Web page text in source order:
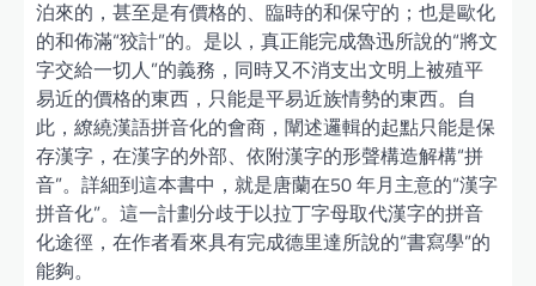
泊來的，甚至是有價格的、臨時的和保守的；也是歐化
的和佈滿“狡計”的。是以，真正能完成魯迅所說的“將文
字交給一切人”的義務，同時又不消支出文明上被殖平
易近的價格的東西，只能是平易近族情勢的東西。自
此，繚繞漢語拼音化的會商，闡述邏輯的起點只能是保
存漢字，在漢字的外部、依附漢字的形聲構造解構“拼
音”。詳細到這本書中，就是唐蘭在50 年月主意的“漢字
拼音化”。這一計劃分歧于以拉丁字母取代漢字的拼音
化途徑，在作者看來具有完成德里達所說的“書寫學”的
能夠。